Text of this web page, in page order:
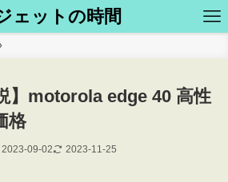
ェットの時間
】motorola edge 40 高性
格
2023-09-02 2023-11-25